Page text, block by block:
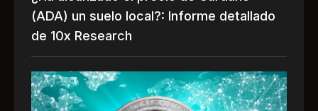
(ADA) un suelo local?: Informe detallado
de 10x Research